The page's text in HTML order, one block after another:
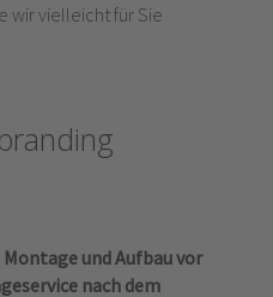
wir vielleicht für Sie
Montage und Aufbau vor
nach dem